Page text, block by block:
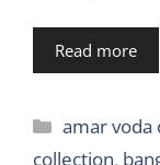
Read more
Categories
amar voda
collection,